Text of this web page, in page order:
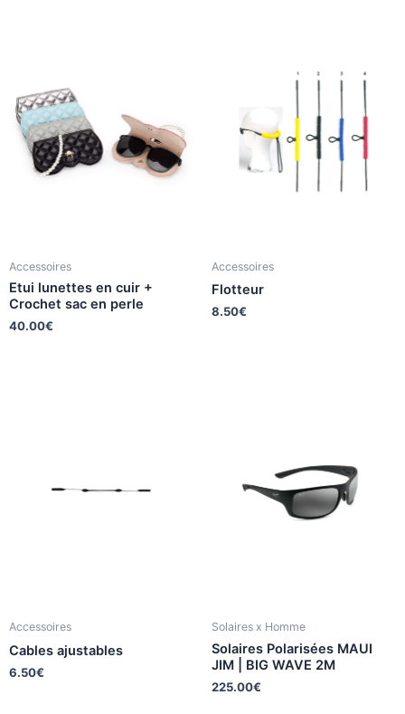
Accessoires
Etui lunettes en cuir +
Crochet sac en perle
40.00€
Accessoires
Flotteur
8.50€
Accessoires
Cables ajustables
6.50€
Solaires x Homme
Solaires Polarisées MAUI
JIM | BIG WAVE 2M
225.00€